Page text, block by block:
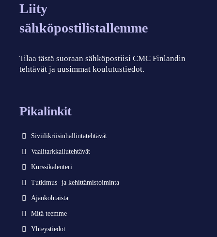
Liity
sähköpostilistallemme
Tilaa tästä suoraan sähköpostiisi CMC Finlandin
tehtävät ja uusimmat koulutustiedot.
Pikalinkit
Siviilikriisinhallintatehtävät
Vaalitarkkailutehtävät
Kurssikalenteri
Tutkimus- ja kehittämistoiminta
Ajankohtaista
Mitä teemme
Yhteystiedot